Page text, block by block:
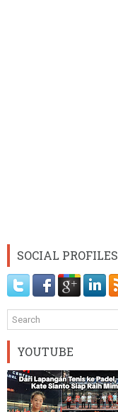
SOCIAL PROFILES
YOUTUBE